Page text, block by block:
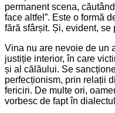
permanent scena,
face altfel”. Este o formă
fără sfârșit. Și, evident, se
Vina nu are nevoie de un
justiție interior, în care
și al călăului. Se
perfecționism, prin relații
fericiri. De multe ori,
vorbesc de fapt în